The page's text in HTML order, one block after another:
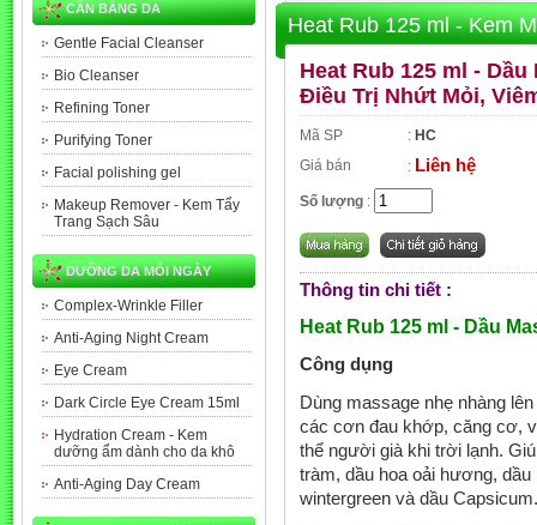
CÂN BẰNG DA
Gentle Facial Cleanser
Bio Cleanser
Refining Toner
Purifying Toner
Facial polishing gel
Makeup Remover - Kem Tẩy
Trang Sạch Sâu
DƯỠNG DA MỖI NGÀY
Complex-Wrinkle Filler
Anti-Aging Night Cream
Eye Cream
Dark Circle Eye Cream 15ml
Hydration Cream - Kem
dưỡng ẩm dành cho da khô
Anti-Aging Day Cream
Heat Rub 125 ml - Kem
Heat Rub 125 ml - Dầu
Điều Trị Nhứt Mỏi,
Mã SP : HC
Giá bán
: Liên hệ
Số lượng :
Thông tin chi tiết :
Heat Rub 125 ml - Dầu
Công dụng
Dùng massage nhẹ nhàng
các cơn đau khớp, căng cơ,
thể người già khi trời lạnh.
tràm, dầu hoa oải hương,
wintergreen và dầu Capsicum.